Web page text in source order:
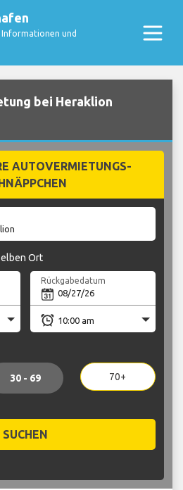
und
bei Heraklion
AUTOVERMIETUNGS-
Ort
Rückgabedatum
30 - 69 70+
SUCHEN